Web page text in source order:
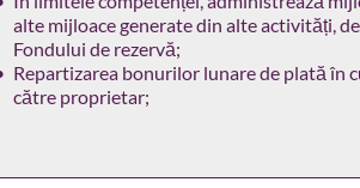
alte mijloace generate din alte activități,
Fondului de rezervă;
Repartizarea bonurilor lunare de plată în
către proprietar;